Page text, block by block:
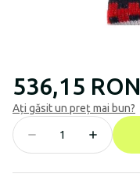
536,15 RON
Ați găsit un preț mai bun?